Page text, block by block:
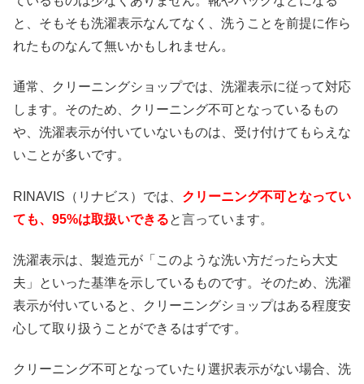
と、そもそも洗濯表示なんてなく、洗うことを前提に作ら
れたものなんて無いかもしれません。
通常、クリーニングショップでは、洗濯表示に従って対応
します。そのため、クリーニング不可となっているもの
や、洗濯表示が付いていないものは、受け付けてもらえな
いことが多いです。
RINAVIS（リナビス）では、 クリーニング不可となってい
ても、95%は取扱いできると言っています。
洗濯表示は、製造元が「このような洗い方だったら大丈
夫」といった基準を示しているものです。そのため、洗濯
表示が付いていると、クリーニングショップはある程度安
心して取り扱うことができるはずです。
クリーニング不可となっていたり選択表示がない場合、洗